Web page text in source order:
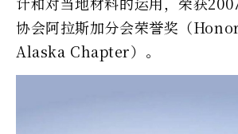
协会阿拉斯加分会荣誉奖（
Alaska Chapter）。